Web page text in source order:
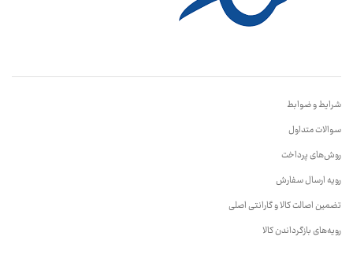
شرایط و ضوابط
سوالات متداول
روش‌های پرداخت
رویه ارسال سفارش
تضمین اصالت کالا و گارانتی اصلی
رویه‌های بازگرداندن کالا